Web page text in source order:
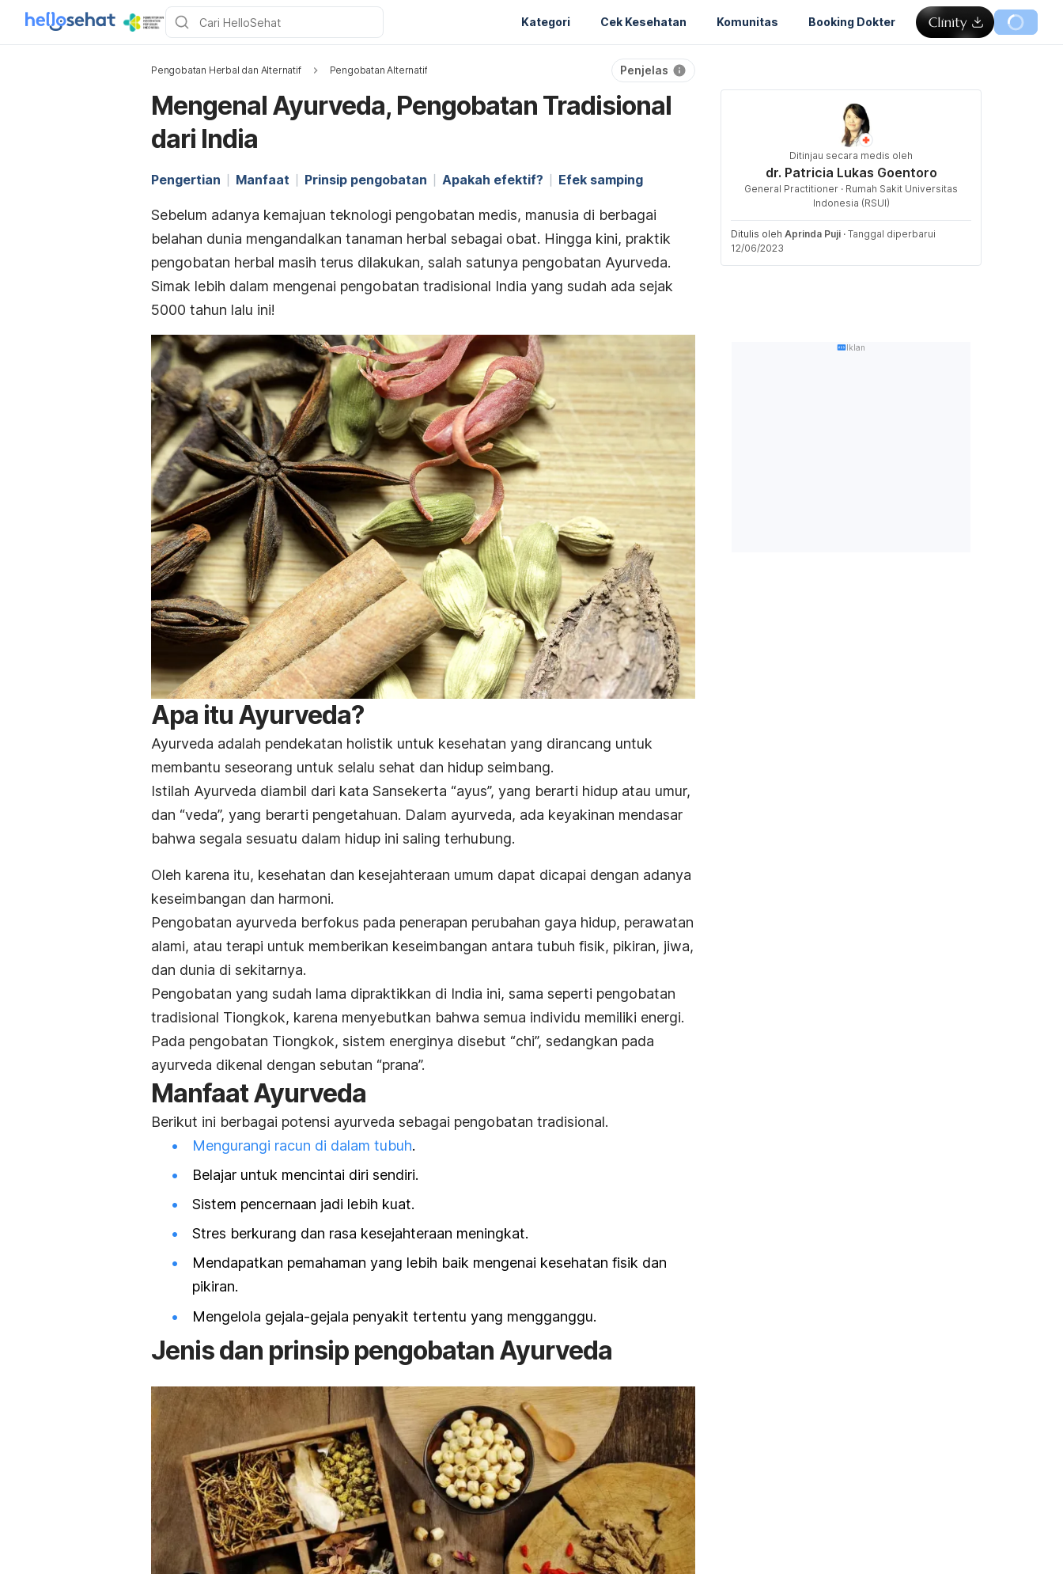
Kategori Cek Kesehatan Komunitas Booking Dokter
Pengobatan Herbal dan Alternatif Pengobatan Alternatif Penjelas
Mengenal Ayurveda, Pengobatan Tradisional
dari India
Pengertian Manfaat Prinsip pengobatan Apakah efektif? Efek samping
Sebelum adanya kemajuan teknologi pengobatan medis, manusia di berbagai
belahan dunia mengandalkan tanaman herbal sebagai obat. Hingga kini, praktik
pengobatan herbal masih terus dilakukan, salah satunya pengobatan Ayurveda.
Simak lebih dalam mengenai pengobatan tradisional India yang sudah ada sejak
5000 tahun lalu ini!
Apa itu Ayurveda?
Ayurveda adalah pendekatan holistik untuk kesehatan yang dirancang untuk
membantu seseorang untuk selalu sehat dan hidup seimbang.
Istilah Ayurveda diambil dari kata Sansekerta “ayus”, yang berarti hidup atau umur,
dan “veda”, yang berarti pengetahuan. Dalam ayurveda, ada keyakinan mendasar
bahwa segala sesuatu dalam hidup ini saling terhubung.
Oleh karena itu, kesehatan dan kesejahteraan umum dapat dicapai dengan adanya
keseimbangan dan harmoni.
Pengobatan ayurveda berfokus pada penerapan perubahan gaya hidup, perawatan
alami, atau terapi untuk memberikan keseimbangan antara tubuh fisik, pikiran, jiwa,
dan dunia di sekitarnya.
Pengobatan yang sudah lama dipraktikkan di India ini, sama seperti pengobatan
tradisional Tiongkok, karena menyebutkan bahwa semua individu memiliki energi.
Pada pengobatan Tiongkok, sistem energinya disebut “chi”, sedangkan pada
ayurveda dikenal dengan sebutan “prana”.
Manfaat Ayurveda
Berikut ini berbagai potensi ayurveda sebagai pengobatan tradisional.
Mengurangi racun di dalam tubuh.
Belajar untuk mencintai diri sendiri.
Sistem pencernaan jadi lebih kuat.
Stres berkurang dan rasa kesejahteraan meningkat.
Mendapatkan pemahaman yang lebih baik mengenai kesehatan fisik dan
pikiran.
Mengelola gejala-gejala penyakit tertentu yang mengganggu.
Jenis dan prinsip pengobatan Ayurveda
Ditinjau secara medis oleh
dr. Patricia Lukas Goentoro
General Practitioner · Rumah Sakit Universitas
Indonesia (RSUI)
Ditulis oleh Aprinda Puji · Tanggal diperbarui
12/06/2023
Iklan